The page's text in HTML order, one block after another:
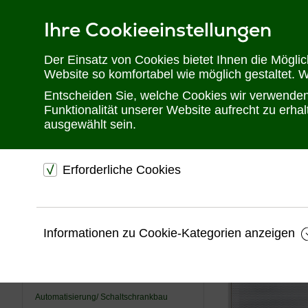
Ihre Cookieeinstellungen
Der Einsatz von Cookies bietet Ihnen die
Website so komfortabel wie möglich gestaltet.
Entscheiden Sie, welche Cookies wir
Funktionalität unserer Website aufrecht zu
ausgewählt sein.
Erforderliche Cookies
Website.
Informationen zu Cookie-Kategorien anzeigen
Telefon: 02302 28 28 30
USV
Automatisierung/ Schaltschrankbau